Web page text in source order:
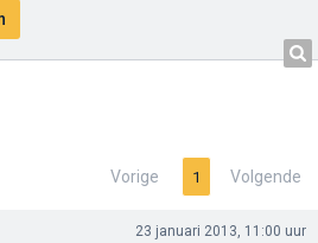
Vorige 1 Volgende
23 januari 2013, 11:00 uur